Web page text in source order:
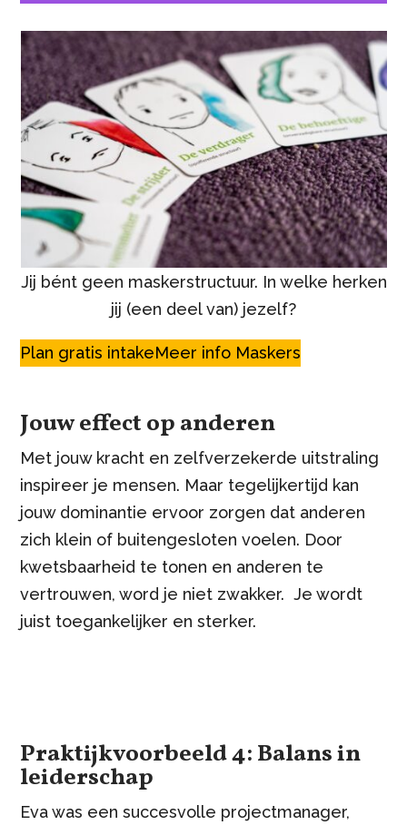
Jij bént geen maskerstructuur. In welke herken
jij (een deel van) jezelf?
Plan gratis intakeMeer info Maskers
Jouw effect op anderen
Met jouw kracht en zelfverzekerde uitstraling
inspireer je mensen. Maar tegelijkertijd kan
jouw dominantie ervoor zorgen dat anderen
zich klein of buitengesloten voelen. Door
kwetsbaarheid te tonen en anderen te
vertrouwen, word je niet zwakker. Je wordt
juist toegankelijker en sterker.
Praktijkvoorbeeld 4: Balans in
leiderschap
Eva was een succesvolle projectmanager,